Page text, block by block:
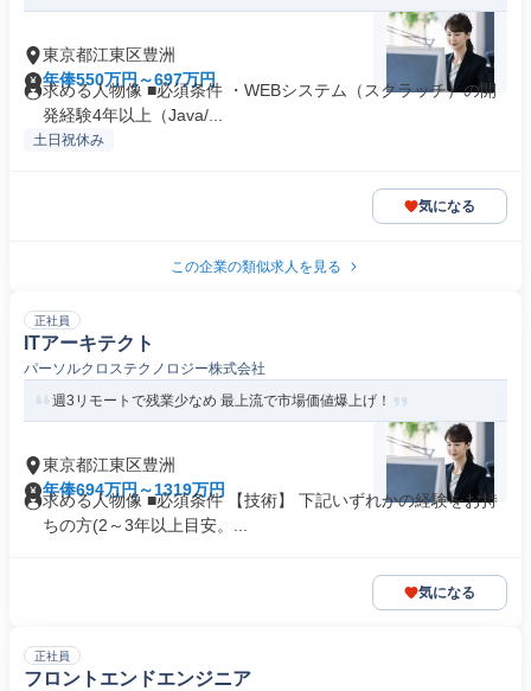
東京都江東区豊洲
年俸550万円～697万円
求める人物像 ■必須条件 ・WEBシステム（スクラッチ）の開
発経験4年以上（Java/...
土日祝休み
気になる
この企業の類似求人を見る
正社員
ITアーキテクト
パーソルクロステクノロジー株式会社
週3リモートで残業少なめ 最上流で市場価値爆上げ！
東京都江東区豊洲
年俸694万円～1319万円
求める人物像 ■必須条件 【技術】 下記いずれかの経験をお持
ちの方(2～3年以上目安。...
気になる
正社員
フロントエンドエンジニア